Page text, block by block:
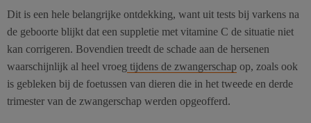
Dit is een hele belangrijke ontdekking, want uit tests bij varkens na
de geboorte blijkt dat een suppletie met vitamine C de situatie niet
kan corrigeren. Bovendien treedt de schade aan de hersenen
waarschijnlijk al heel vroeg tijdens de zwangerschap op, zoals ook
is gebleken bij de foetussen van dieren die in het tweede en derde
trimester van de zwangerschap werden opgeofferd.